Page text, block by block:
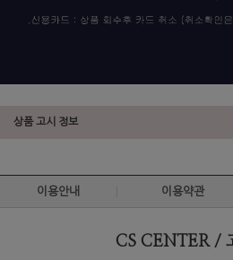
상품 고시 정보
이용안내 이용약관
CS CENTER /